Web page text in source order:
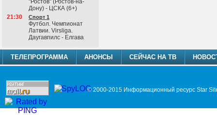
"Ростов" (Ростов-на-
Дону) - ЦСКА (6+)
21:30
Спорт 1
Футбол. Чемпионат
Латвии. Virsliga.
Даугавпилс - Елгава
ТЕЛЕПРОГРАММА АНОНСЫ СЕЙЧАС НА ТВ
© 2000-2015 Информационный ресурс Star